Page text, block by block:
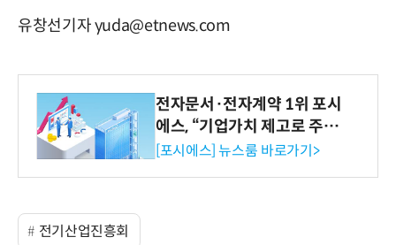
유창선기자 yuda@etnews.com
전자문서·전자계약 1위 포시
에스, “기업가치 제고로 주주
환원 강화” 계획 공시
[포시에스] 뉴스룸 바로가기>
전기산업진흥회